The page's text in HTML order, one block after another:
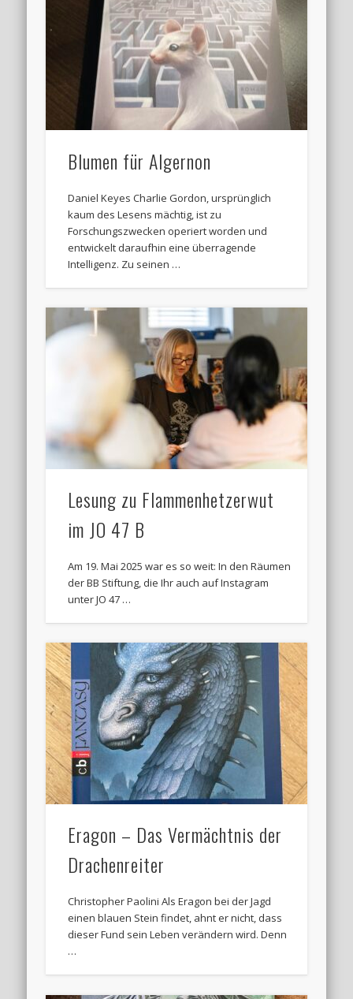
Blumen für Algernon
Daniel Keyes Charlie Gordon, ursprünglich
kaum des Lesens mächtig, ist zu
Forschungszwecken operiert worden und
entwickelt daraufhin eine überragende
Intelligenz. Zu seinen …
Lesung zu Flammenhetzerwut
im JO 47 B
Am 19. Mai 2025 war es so weit: In den Räumen
der BB Stiftung, die Ihr auch auf Instagram
unter JO 47 …
Eragon – Das Vermächtnis der
Drachenreiter
Christopher Paolini Als Eragon bei der Jagd
einen blauen Stein findet, ahnt er nicht, dass
dieser Fund sein Leben verändern wird. Denn
…